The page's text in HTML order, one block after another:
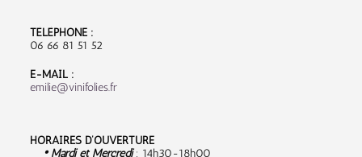
TÉLÉPHONE :
06 66 81 51 52
E-MAIL :
emilie@vinifolies.fr
HORAIRES D’OUVERTURE
• Mardi et Mercredi: 14h30-18h00